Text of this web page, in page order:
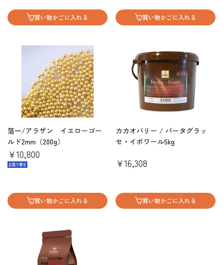
買い物かごに入れる 買い物かごに入れる
箔一/アラザン イエローゴー
ルド2mm（200g）
￥10,800
買い物かごに入れる
カカオバリー / パータグラッ
セ・イボワール5kg
￥16,308
買い物かごに入れる